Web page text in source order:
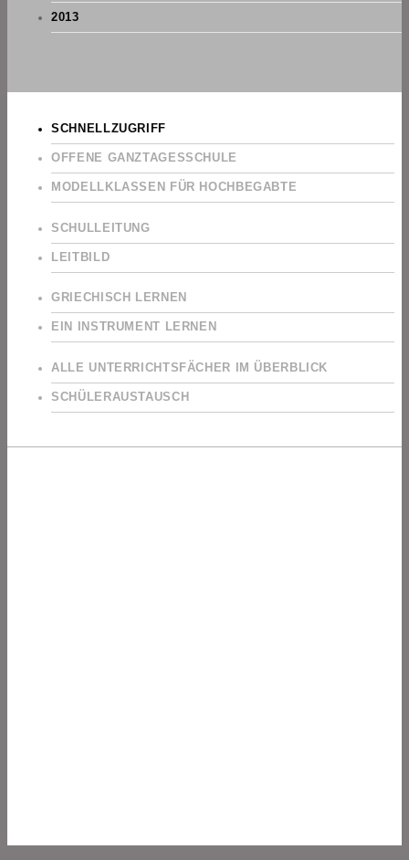
2013
SCHNELLZUGRIFF
OFFENE GANZTAGESSCHULE
MODELLKLASSEN FÜR HOCHBEGABTE
SCHULLEITUNG
LEITBILD
GRIECHISCH LERNEN
EIN INSTRUMENT LERNEN
ALLE UNTERRICHTSFÄCHER IM ÜBERBLICK
SCHÜLERAUSTAUSCH